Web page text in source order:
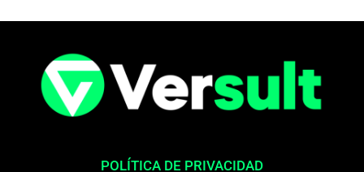
POLÍTICA DE PRIVACIDAD